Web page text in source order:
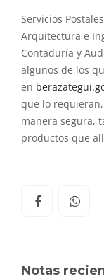
Servicios
Arquitectura e
Contaduría y
algunos de los
en
que lo
manera segura,
productos que
Notas